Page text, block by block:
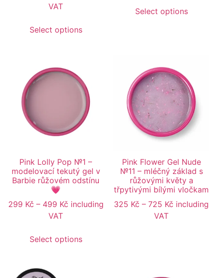
VAT
Select options
Select options
Pink Lolly Pop №1 –
modelovací tekutý gel v
Barbie růžovém odstínu
💗
299 Kč – 499 Kč including
VAT
Select options
Pink Flower Gel Nude
№11 – mléčný základ s
růžovými květy a
třpytivými bílými vločkam
325 Kč – 725 Kč including
VAT